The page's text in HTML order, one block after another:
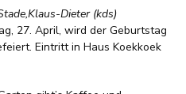
Dieter (kds)
27. April, wird der Geburtstag
Eintritt in Haus Koekkoek